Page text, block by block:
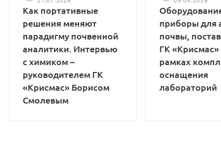
Как портативные
решения меняют
парадигму почвенной
аналитики. Интервью
с химиком –
руководителем ГК
«Крисмас» Борисом
Смолевым
приборы для
почвы,
ГК «Крисмас»
рамках
оснащения
лабораторий